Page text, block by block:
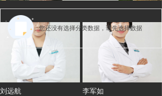
您还没有选择分类数据，请先选择数据
刘远航 李军如